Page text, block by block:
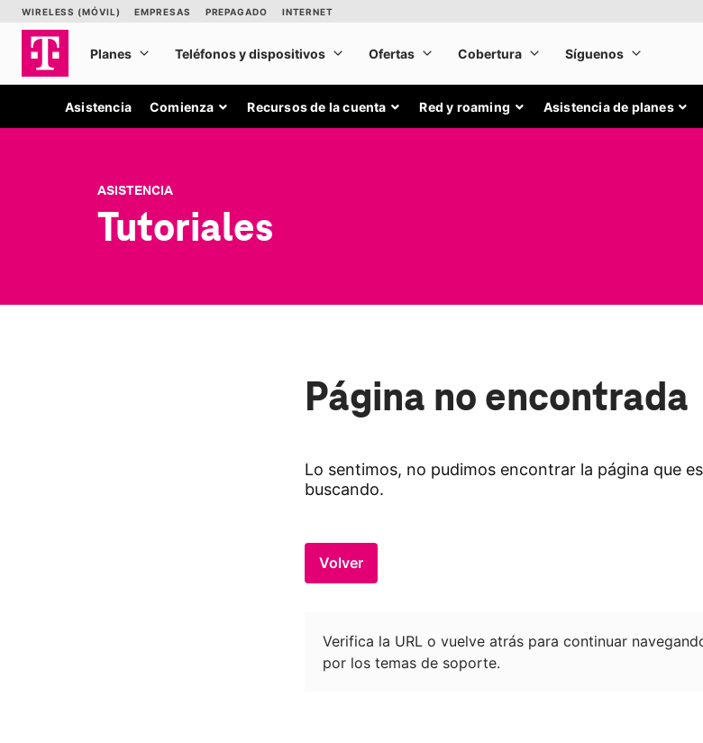
Asistencia Comienza Recursos de la cuenta Red y roaming Asistencia de planes
ASISTENCIA
Tutoriales